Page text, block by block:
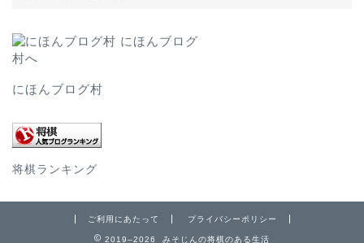
にほんブログ村
将棋ランキング
ご利用にあたって プライバシーポリシー
2019–2026 みそじんの将棋のある生活